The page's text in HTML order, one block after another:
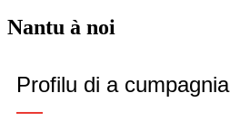
Nantu à noi
Profilu di a cumpagnia